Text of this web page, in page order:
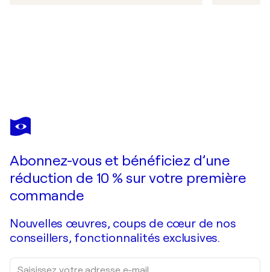
Abonnez-vous et bénéficiez d’une
réduction de 10 % sur votre première
commande
Nouvelles œuvres, coups de cœur de nos
conseillers, fonctionnalités exclusives.